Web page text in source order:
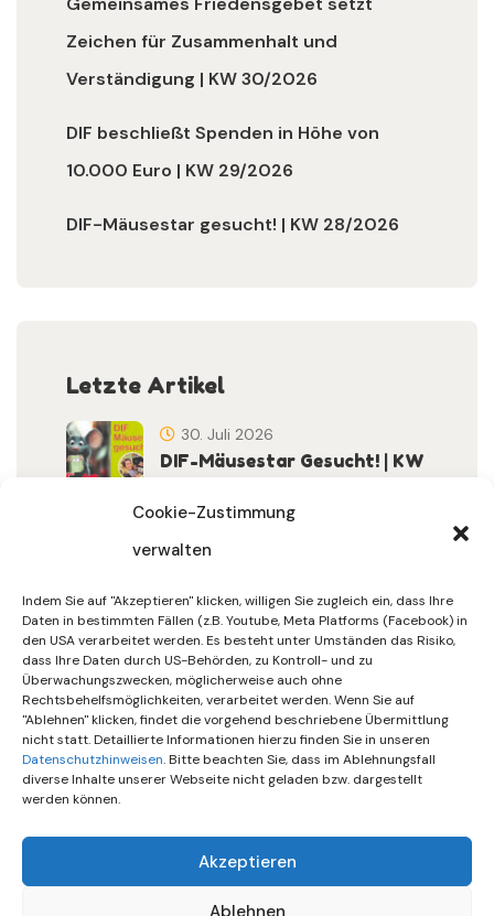
Cookie-Zustimmung
verwalten
Indem Sie auf "Akzeptieren" klicken, willigen Sie zugleich ein, dass Ihre
Daten in bestimmten Fällen (z.B. Youtube, Meta Platforms (Facebook) in
den USA verarbeitet werden. Es besteht unter Umständen das Risiko,
dass Ihre Daten durch US-Behörden, zu Kontroll- und zu
Überwachungszwecken, möglicherweise auch ohne
Rechtsbehelfsmöglichkeiten, verarbeitet werden. Wenn Sie auf
"Ablehnen" klicken, findet die vorgehend beschriebene Übermittlung
nicht statt. Detaillierte Informationen hierzu finden Sie in unseren
Datenschutzhinweisen. Bitte beachten Sie, dass im Ablehnungsfall
diverse Inhalte unserer Webseite nicht geladen bzw. dargestellt
werden können.
Akzeptieren
Ablehnen
Zeichen für Zusammenhalt und
Verständigung | KW 30/2026
DIF beschließt Spenden in Höhe von
10.000 Euro | KW 29/2026
DIF-Mäusestar gesucht! | KW 28/2026
Letzte Artikel
DIF-Mäusestar Gesucht! | KW
30. Juli 2026
Sommerferien | KW 31/…
30. Juli 2026
Gemeinsames Friedensgebet
Setzt Zeichen …
15. Juli 2026